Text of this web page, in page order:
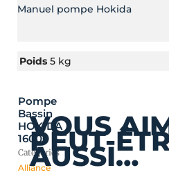
Manuel pompe Hokida
Poids 5 kg
Pompe
Bassin
HOKIDA
16000
Catégories
Alliance
VOUS
PEUT-
AUSSI…